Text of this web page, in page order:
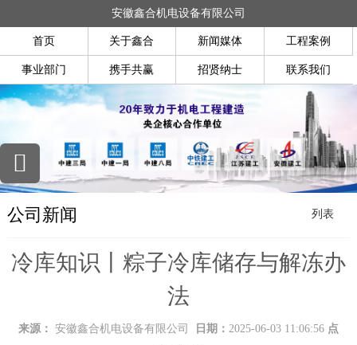
安徽鑫合机电设备有限公司
首页 关于鑫合 新闻媒体 工程案例
事业部门 携手共赢 招贤纳士 联系我们
公司新闻 列表
冷库知识丨粽子冷库储存与解冻办
法
来源： 安徽鑫合机电设备有限公司 日期： 2025-06-03 11:06:56 点